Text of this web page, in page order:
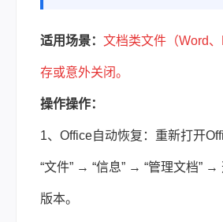
适用场景： 文档类文件（Word
存或意外关闭。
操作操作：
1、Office自动恢复：重新打开
“文件” → “信息” → “管理文档” →
版本。